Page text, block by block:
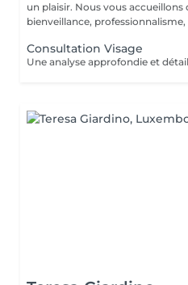
un plaisir. Nous vous accueillons
bienveillance, professionnalisme,
Consultation Visage